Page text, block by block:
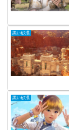
黒い砂漠
黒い砂漠